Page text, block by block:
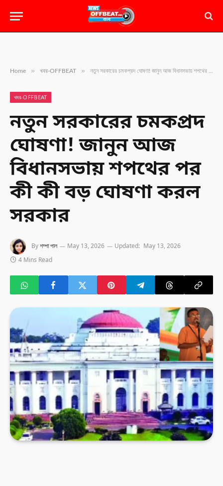
Home » খবর-OFFBEAT » নতুন সরকারের চমকপ্রদ ঘোষণা! জানুন আজ বিধানসভায় শপথের পর কী কী বড় ঘোষণা করল সরকার
খবর-OFFBEAT
নতুন সরকারের চমকপ্রদ
ঘোষণা! জানুন আজ
বিধানসভায় শপথের পর
কী কী বড় ঘোষণা করল
সরকার
Byশম্পা পাল May 13, 2026 Updated: May 13, 2026
4 Mins Read